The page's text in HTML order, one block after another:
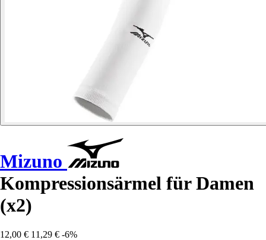
Mizuno
Kompressionsärmel für Damen
(x2)
12,00 € 11,29 € -6%